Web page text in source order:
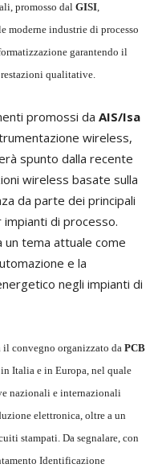
promosso dal GISI,
moderne industrie di processo
garantendo il
qualitative.
promossi da AIS/Isa
wireless,
spunto dalla recente
wireless basate sulla
da parte dei principali
di processo.
un tema attuale come
e la
negli impianti di
convegno organizzato da PCB
Italia e in Europa, nel quale
nazionali e internazionali
elettronica, oltre a un
stampati. Da segnalare, con
Identificazione